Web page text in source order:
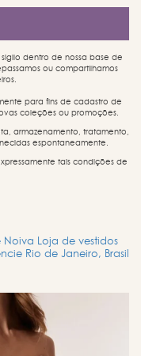
dentro de nossa base de
ou compartilhamos
para fins de cadastro de
coleções ou promoções.
armazenamento, tratamento,
espontaneamente.
tais condições de
Noiva Loja de vestidos
Rio de Janeiro, Brasil